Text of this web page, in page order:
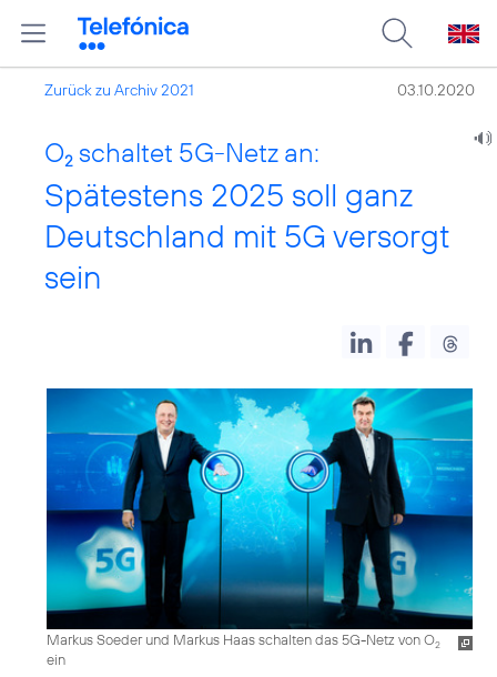
Zurück zu Archiv 2021 03.10.2020
O2 schaltet 5G-Netz an:
Spätestens 2025 soll ganz
Deutschland mit 5G versorgt
sein
Markus Soeder und Markus Haas schalten das 5G-Netz von O2
ein